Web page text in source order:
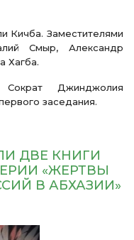
Кичба. Заместителями
Смыр, Александр
Хагба.
Джинджолия
заседания.
ДВЕ КНИГИ
«ЖЕРТВЫ
В АБХАЗИИ»